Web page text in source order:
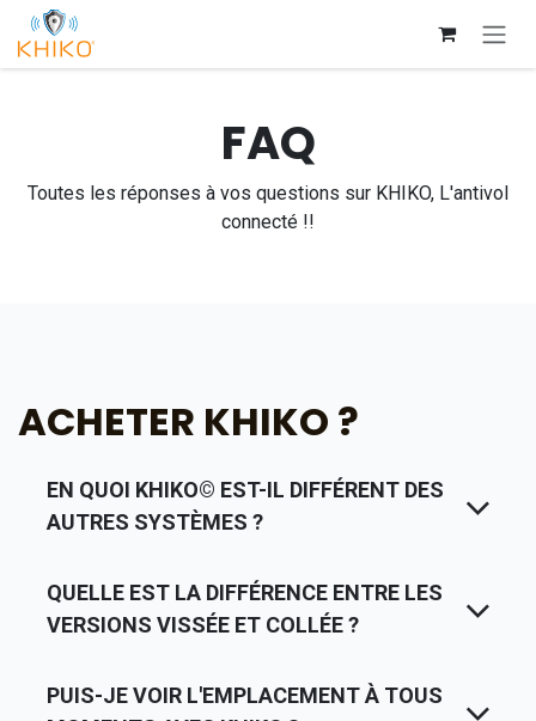
Se rendre au contenu
FAQ
Toutes les réponses à vos questions sur KHIKO, L'antivol
connecté !!
ACHETER KHIKO ?
EN QUOI KHIKO© EST-IL DIFFÉRENT DES
AUTRES SYSTÈMES ?
QUELLE EST LA DIFFÉRENCE ENTRE LES
VERSIONS VISSÉE ET COLLÉE ?
PUIS-JE VOIR L'EMPLACEMENT À TOUS